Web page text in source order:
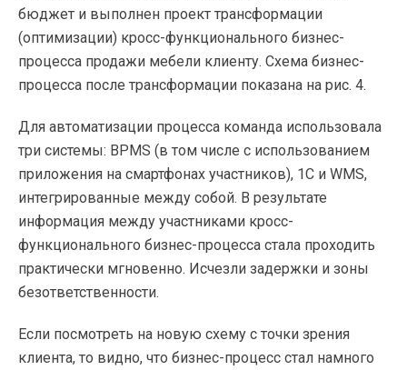
бюджет и выполнен проект трансформации
(оптимизации) кросс-функционального бизнес-
процесса продажи мебели клиенту. Схема бизнес-
процесса после трансформации показана на рис. 4.
Для автоматизации процесса команда использовала
три системы: BPMS (в том числе с использованием
приложения на смартфонах участников), 1С и WMS,
интегрированные между собой. В результате
информация между участниками кросс-
функционального бизнес-процесса стала проходить
практически мгновенно. Исчезли задержки и зоны
безответственности.
Если посмотреть на новую схему с точки зрения
клиента, то видно, что бизнес-процесс стал намного